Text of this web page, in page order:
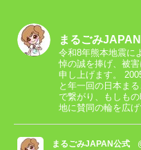
まるごみ
令和8年熊本地震に
悼の誠を捧げ、被
申し上げます。
と年一回の日本ま
で繋がり、もしも
地に賛同の輪を広げ
まるごみJAPAN公式